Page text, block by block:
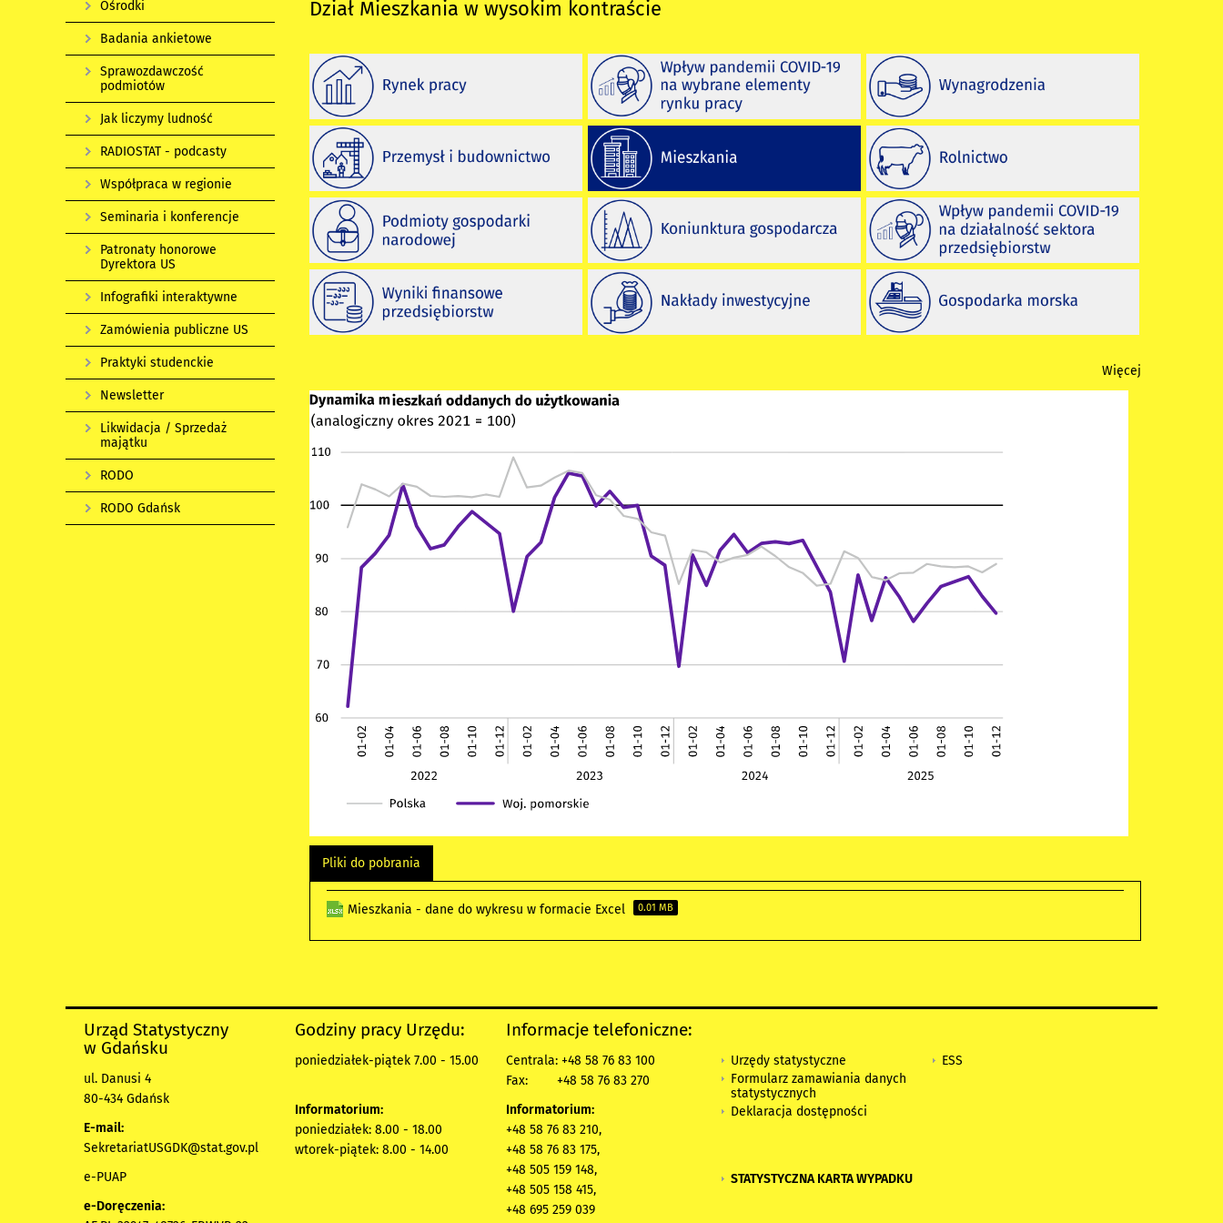
Dział Mieszkania w wysokim kontraście
Więcej
Pliki do pobrania
Mieszkania - dane do wykresu w formacie Excel 0.01 MB
Ośrodki
Badania ankietowe
Sprawozdawczość
podmiotów
Jak liczymy ludność
RADIOSTAT - podcasty
Współpraca w regionie
Seminaria i konferencje
Patronaty honorowe
Dyrektora US
Infografiki interaktywne
Zamówienia publiczne US
Praktyki studenckie
Newsletter
Likwidacja / Sprzedaż
majątku
RODO
RODO Gdańsk
Urząd Statystyczny
w Gdańsku
ul. Danusi 4
80-434 Gdańsk
E-mail:
SekretariatUSGDK@stat.gov.pl
e-PUAP
e-Doręczenia:
Godziny pracy Urzędu:
poniedziałek-piątek 7.00 - 15.00
Informatorium:
poniedziałek: 8.00 - 18.00
wtorek-piątek: 8.00 - 14.00
Informacje telefoniczne:
Centrala: +48 58 76 83 100
Fax:
+48 58 76 83 270
Informatorium:
+48 58 76 83 210,
+48 58 76 83 175,
+48 505 159 148,
+48 505 158 415,
+48 695 259 039
Urzędy statystyczne
Formularz zamawiania danych
statystycznych
Deklaracja dostępności
STATYSTYCZNA KARTA WYPADKU
ESS